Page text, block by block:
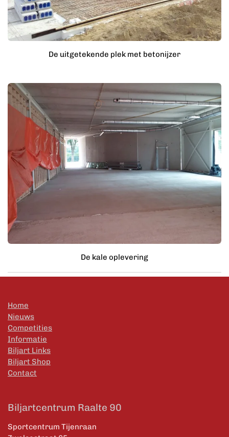
De uitgetekende plek met betonijzer
De kale oplevering
Home
Nieuws
Competities
Informatie
Biljart Links
Biljart Shop
Contact
Biljartcentrum Raalte 90
Sportcentrum Tijenraan